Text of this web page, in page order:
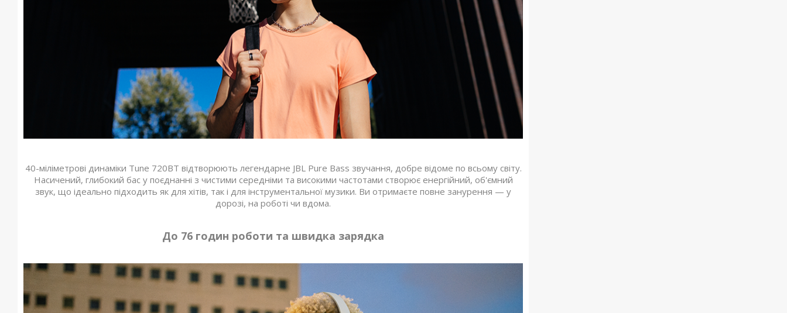
40-міліметрові динаміки Tune 720BT відтворюють легендарне JBL Pure Bass звучання, добре відоме по всьому світу.
Насичений, глибокий бас у поєднанні з чистими середніми та високими частотами створює енергійний, об'ємний
звук, що ідеально підходить як для хітів, так і для інструментальної музики. Ви отримаєте повне занурення — у
дорозі, на роботі чи вдома.
До 76 годин роботи та швидка зарядка